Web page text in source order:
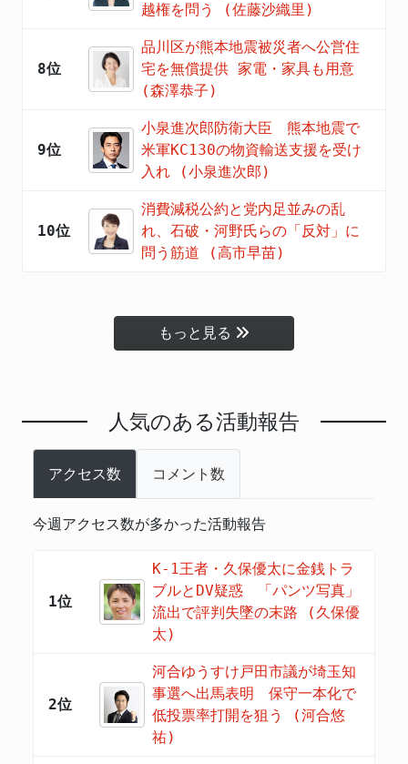
越権を問う (佐藤沙織里)
8位
品川区が熊本地震被災者へ公営住
宅を無償提供 家電・家具も用意
(森澤恭子)
9位
小泉進次郎防衛大臣 熊本地震で
米軍KC130の物資輸送支援を受け
入れ (小泉進次郎)
10位
消費減税公約と党内足並みの乱
れ、石破・河野氏らの「反対」に
問う筋道 (高市早苗)
もっと見る
人気のある活動報告
アクセス数 コメント数
今週アクセス数が多かった活動報告
1位
K-1王者・久保優太に金銭トラ
ブルとDV疑惑 「パンツ写真」
流出で評判失墜の末路 (久保優
太)
2位
河合ゆうすけ戸田市議が埼玉知
事選へ出馬表明 保守一本化で
低投票率打開を狙う (河合悠
祐)